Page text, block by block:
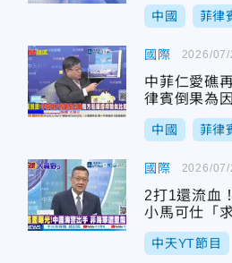
中國 菲律
國際
中菲仁愛礁
律賓倒果為因
中國 菲律
2026/
國際
2打1還流血
小馬可仕「
中天YT節目
2026/